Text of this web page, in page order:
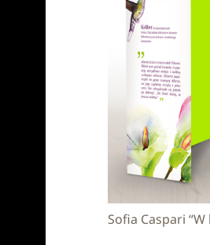
Sofia Caspari